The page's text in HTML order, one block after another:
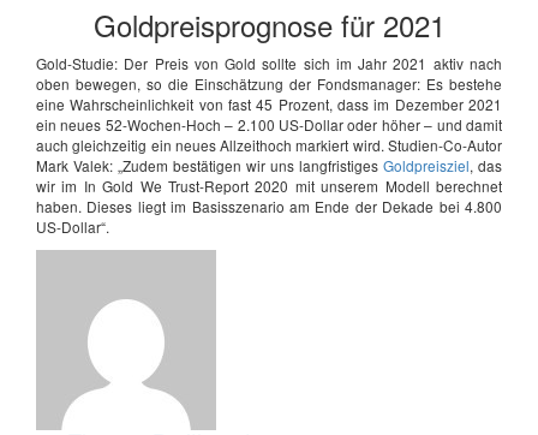
Goldpreisprognose für 2021
Gold-Studie: Der Preis von Gold sollte sich im Jahr 2021 aktiv nach
oben bewegen, so die Einschätzung der Fondsmanager: Es bestehe
eine Wahrscheinlichkeit von fast 45 Prozent, dass im Dezember 2021
ein neues 52-Wochen-Hoch – 2.100 US-Dollar oder höher – und damit
auch gleichzeitig ein neues Allzeithoch markiert wird. Studien-Co-Autor
Mark Valek: „Zudem bestätigen wir uns langfristiges Goldpreisziel, das
wir im In Gold We Trust-Report 2020 mit unserem Modell berechnet
haben. Dieses liegt im Basisszenario am Ende der Dekade bei 4.800
US-Dollar“.